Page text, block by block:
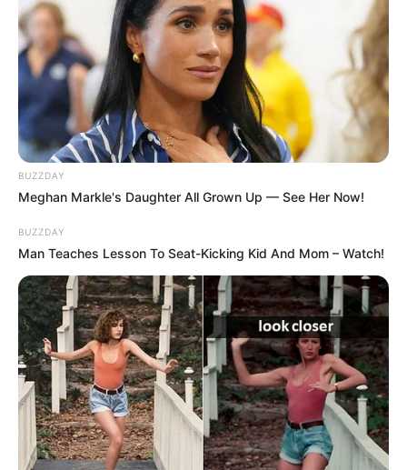
BUZZDAY
Meghan Markle's Daughter All Grown Up — See Her Now!
BUZZDAY
Man Teaches Lesson To Seat-Kicking Kid And Mom – Watch!